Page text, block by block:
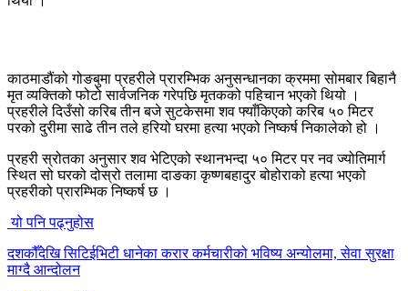
काठमाडौंको गोङबुमा प्रहरीले प्रारम्भिक अनुसन्धानका क्रममा सोमबार बिहानै
मृत व्यक्तिको फोटो सार्वजनिक गरेपछि मृतकको पहिचान भएको थियो ।
प्रहरीले दिउँसो करिब तीन बजे सुटकेसमा शव फ्याँकिएको करिब ५० मिटर
परको दुरीमा साढे तीन तले हरियो घरमा हत्या भएको निष्कर्ष निकालेको हो ।
प्रहरी स्रोतका अनुसार शव भेटिएको स्थानभन्दा ५० मिटर पर नव ज्योतिमार्ग
स्थित सो घरको दोस्रो तलामा दाङका कृष्णबहादुर बोहोराको हत्या भएको
प्रहरीको प्रारम्भिक निष्कर्ष छ ।
यो पनि पढ्नुहोस
दशकौँदेखि सिटिईभिटी धानेका करार कर्मचारीको भविष्य अन्योलमा, सेवा सुरक्षा
माग्दै आन्दोलन